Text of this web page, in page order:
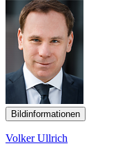
Bildinformationen
Volker Ullrich